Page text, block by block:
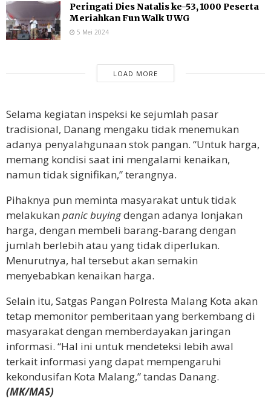
Peringati Dies Natalis ke-53, 1000 Peserta
Meriahkan Fun Walk UWG
5 Mei 2024
LOAD MORE
Selama kegiatan inspeksi ke sejumlah pasar
tradisional, Danang mengaku tidak menemukan
adanya penyalahgunaan stok pangan. “Untuk harga,
memang kondisi saat ini mengalami kenaikan,
namun tidak signifikan,” terangnya.
Pihaknya pun meminta masyarakat untuk tidak
melakukan panic buyingdengan adanya lonjakan
harga, dengan membeli barang-barang dengan
jumlah berlebih atau yang tidak diperlukan.
Menurutnya, hal tersebut akan semakin
menyebabkan kenaikan harga.
Selain itu, Satgas Pangan Polresta Malang Kota akan
tetap memonitor pemberitaan yang berkembang di
masyarakat dengan memberdayakan jaringan
informasi. “Hal ini untuk mendeteksi lebih awal
terkait informasi yang dapat mempengaruhi
kekondusifan Kota Malang,” tandas Danang.
(MK/MAS)